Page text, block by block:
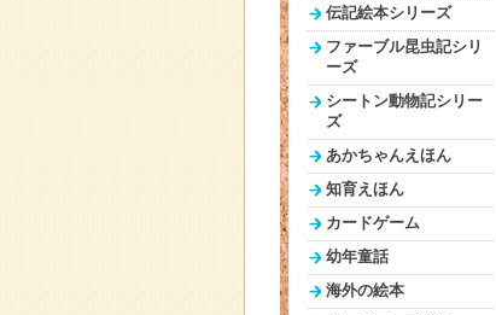
伝記絵本シリーズ
ファーブル昆虫記シリ
ーズ
シートン動物記シリー
ズ
あかちゃんえほん
知育えほん
カードゲーム
幼年童話
海外の絵本